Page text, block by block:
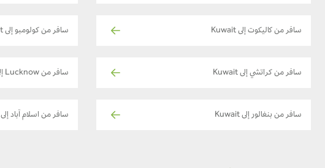
سافر من كاليكوت إلى Kuwait سافر من كولومبو إلى Kuwait
سافر من كراتشي إلى Kuwait سافر من Lucknow إلى Kuwait
سافر من بنغالور إلى Kuwait سافر من اسلام آباد إلى Kuwait